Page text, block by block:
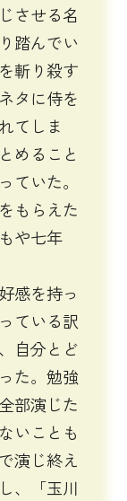
させる名
踏んでい
斬り殺す
タに侍を
てしま
めること
ていた。
もらえた
や七年
感を持っ
ている訳
自分とど
た。勉強
部演じた
いことも
演じ終え
、「玉川